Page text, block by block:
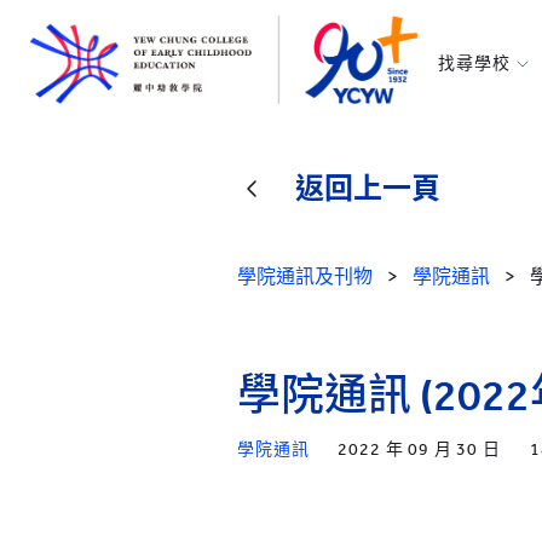
找尋學校
返回上一頁
學院通訊及刊物 > 學院通訊 >
學院通訊
學院通訊 2022 年 09 月 30 日